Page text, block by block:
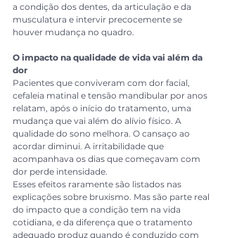
a condição dos dentes, da articulação e da
musculatura e intervir precocemente se
houver mudança no quadro.
O impacto na qualidade de vida vai além da
dor
Pacientes que conviveram com dor facial,
cefaleia matinal e tensão mandibular por anos
relatam, após o início do tratamento, uma
mudança que vai além do alívio físico. A
qualidade do sono melhora. O cansaço ao
acordar diminui. A irritabilidade que
acompanhava os dias que começavam com
dor perde intensidade.
Esses efeitos raramente são listados nas
explicações sobre bruxismo. Mas são parte real
do impacto que a condição tem na vida
cotidiana, e da diferença que o tratamento
adequado produz quando é conduzido com